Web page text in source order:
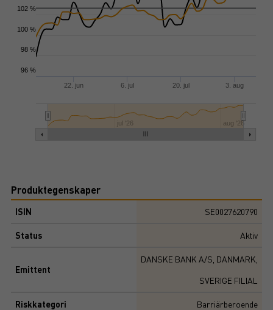
22. jun 6. jul 20. jul 3. aug
jul '26 aug '26
96 %
98 %
100 %
102 %
Produktegenskaper
ISIN SE0027620790
Status Aktiv
Emittent
DANSKE BANK A/S, DANMARK,
SVERIGE FILIAL
Riskkategori Barriärberoende